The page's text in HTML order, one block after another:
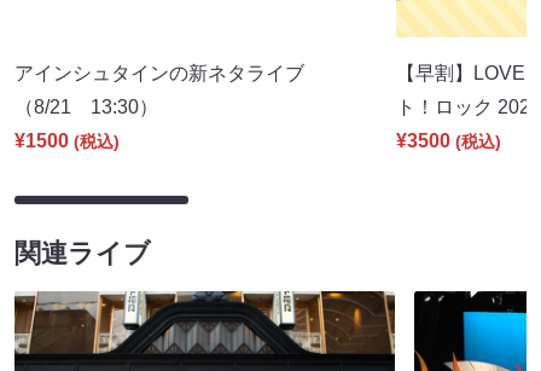
アインシュタインの新ネタライブ
（8/21 13:30）
¥1500 (税込)
【早割】LOVE
ト！ロック
¥3500 (税込)
関連ライブ